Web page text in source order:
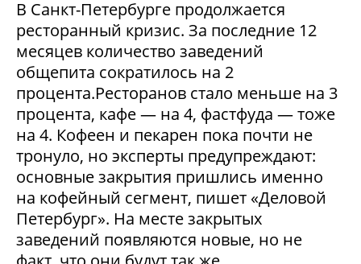
В Санкт-Петербурге продолжается
ресторанный кризис. За последние 12
месяцев количество заведений
общепита сократилось на 2
процента.Ресторанов стало меньше на 3
процента, кафе — на 4, фастфуда — тоже
на 4. Кофеен и пекарен пока почти не
тронуло, но эксперты предупреждают:
основные закрытия пришлись именно
на кофейный сегмент, пишет «Деловой
Петербург». На месте закрытых
заведений появляются новые, но не